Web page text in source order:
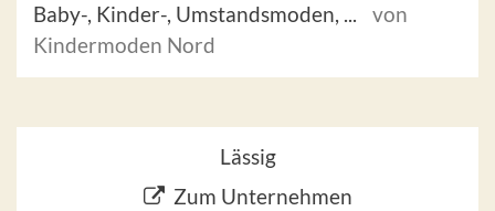
Baby-, Kinder-, Umstandsmoden, ...
von
Kindermoden Nord
Lässig
Zum Unternehmen